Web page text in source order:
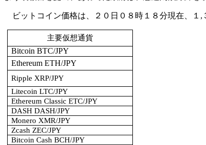
ビットコイン価格は、２０日０８時１８分現在、１,
主要仮想通貨
Bitcoin BTC/JPY
Ethereum ETH/JPY
Ripple XRP/JPY
Litecoin LTC/JPY
Ethereum Classic ETC/JPY
DASH DASH/JPY
Monero XMR/JPY
Zcash ZEC/JPY
Bitcoin Cash BCH/JPY